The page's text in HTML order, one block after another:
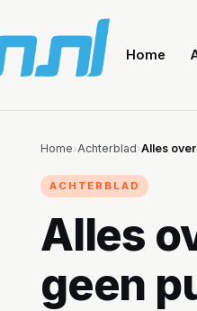
Home
Home›Achterblad›Alles
ACHTERBLAD
Alles
geen